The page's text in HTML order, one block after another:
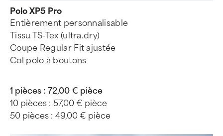
Polo XP5 Pro
Entièrement personnalisable
Tissu TS-Tex (ultra.dry)
Coupe Regular Fit ajustée
Col polo à boutons
1 pièces : 72,00 € pièce
10 pièces : 57,00 € pièce
50 pièces : 49,00 € pièce